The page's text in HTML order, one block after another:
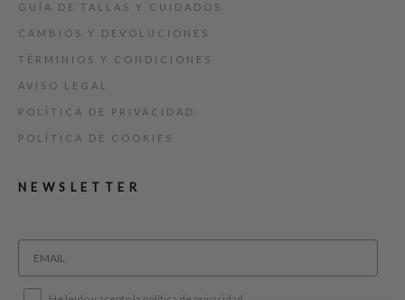
GUÍA DE TALLAS Y CUIDADOS
CAMBIOS Y DEVOLUCIONES
TÉRMINIOS Y CONDICIONES
AVISO LEGAL
POLÍTICA DE PRIVACIDAD
POLÍTICA DE COOKIES
NEWSLETTER